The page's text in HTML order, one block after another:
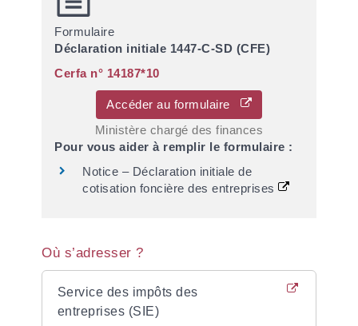
Formulaire
Déclaration initiale 1447-C-SD (CFE)
Cerfa n° 14187*10
Accéder au formulaire
Ministère chargé des finances
Pour vous aider à remplir le formulaire :
Notice – Déclaration initiale de
cotisation foncière des entreprises
Où s’adresser ?
Service des impôts des
entreprises (SIE)